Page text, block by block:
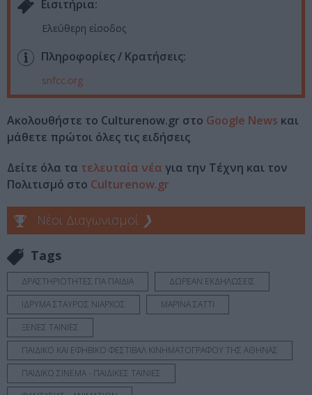
Eισιτήρια:
Ελεύθερη είσοδος
Πληροφορίες / Κρατήσεις:
snfcc.org
Ακολουθήστε το Culturenow.gr στο Google News και
μάθετε πρώτοι όλες τις ειδήσεις
Δείτε όλα τα τελευταία νέα για την Τέχνη και τον
Πολιτισμό στο Culturenow.gr
Νέοι Διαγωνισμοί ❯
Tags
ΔΡΑΣΤΗΡΙΟΤΗΤΕΣ ΓΙΑ ΠΑΙΔΙΑ
ΔΩΡΕΑΝ ΕΚΔΗΛΩΣΕΙΣ
ΙΔΡΥΜΑ ΣΤΑΥΡΟΣ ΝΙΑΡΧΟΣ
ΜΑΡΙΝΑ ΣΑΤΤΙ
ΞΕΝΕΣ ΤΑΙΝΙΕΣ
ΠΑΙΔΙΚΟ ΚΑΙ ΕΦΗΒΙΚΟ ΦΕΣΤΙΒΑΛ ΚΙΝΗΜΑΤΟΓΡΑΦΟΥ ΤΗΣ ΑΘΗΝΑΣ
ΠΑΙΔΙΚΟ ΣΙΝΕΜΑ - ΠΑΙΔΙΚΕΣ ΤΑΙΝΙΕΣ